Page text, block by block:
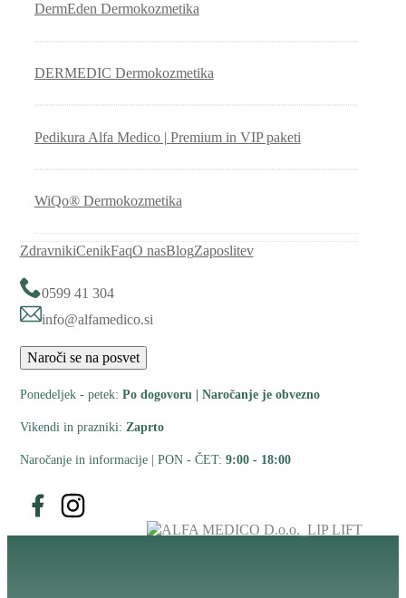
DermEden Dermokozmetika
DERMEDIC Dermokozmetika
Pedikura Alfa Medico | Premium in VIP paketi
WiQo® Dermokozmetika
ZdravnikiCenikFaqO nasBlogZaposlitev
0599 41 304
info@alfamedico.si
Naroči se na posvet
Ponedeljek - petek: Po dogovoru | Naročanje je obvezno
Vikendi in prazniki: Zaprto
Naročanje in informacije | PON - ČET: 9:00 - 18:00
Spremljajte nas na Facebooku
Spremljajte nas na Instagramu